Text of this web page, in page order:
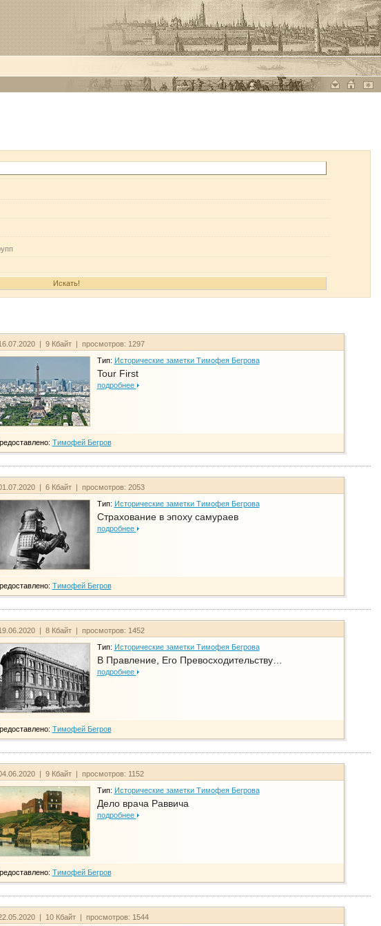
| 9 Кбайт | просмотров: 1297
Тип: Исторические заметки Тимофея Бегрова
Tour First
подробнее
Тимофей Бегров
| 6 Кбайт | просмотров: 2053
Тип: Исторические заметки Тимофея Бегрова
Страхование в эпоху самураев
подробнее
Тимофей Бегров
| 8 Кбайт | просмотров: 1452
Тип: Исторические заметки Тимофея Бегрова
В Правление, Его Превосходительству…
подробнее
Тимофей Бегров
| 9 Кбайт | просмотров: 1152
Тип: Исторические заметки Тимофея Бегрова
Дело врача Раввича
подробнее
Тимофей Бегров
| 10 Кбайт | просмотров: 1544